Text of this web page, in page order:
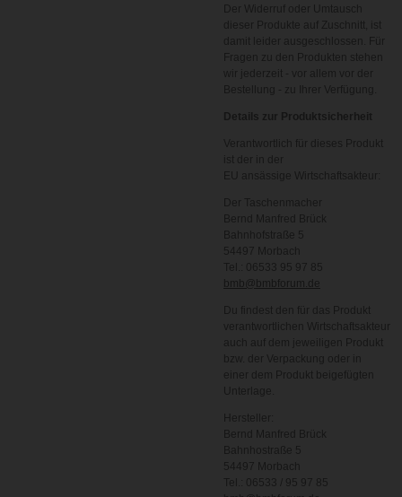
Der Widerruf oder Umtausch
dieser Produkte auf Zuschnitt, ist
damit leider ausgeschlossen. Für
Fragen zu den Produkten stehen
wir jederzeit - vor allem vor der
Bestellung - zu Ihrer Verfügung.
Details zur Produktsicherheit
Verantwortlich für dieses Produkt
ist der in der
EU ansässige Wirtschaftsakteur:
Der Taschenmacher
Bernd Manfred Brück
Bahnhofstraße 5
54497 Morbach
Tel.: 06533 95 97 85
bmb@bmbforum.de
Du findest den für das Produkt
verantwortlichen Wirtschaftsakteur
auch auf dem jeweiligen Produkt
bzw. der Verpackung oder in
einer dem Produkt beigefügten
Unterlage.
Hersteller:
Bernd Manfred Brück
Bahnhostraße 5
54497 Morbach
Tel.: 06533 / 95 97 85